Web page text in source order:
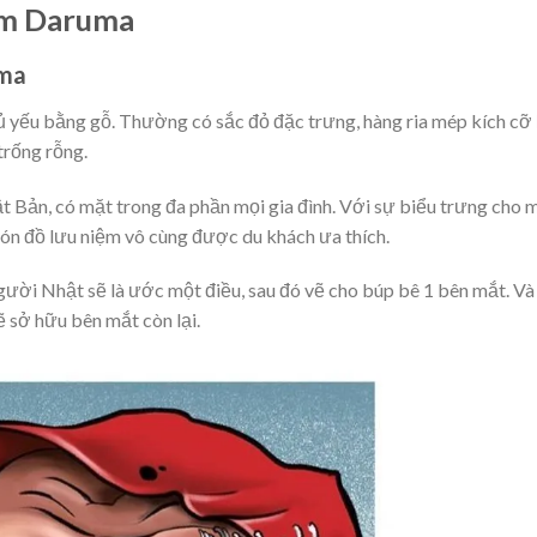
Daruma
bằng gỗ. Thường có sắc đỏ đặc trưng, hàng ria mép kích cỡ
rỗng.
Bản, có mặt trong đa phần mọi gia đình. Với sự biểu trưng cho
đồ lưu niệm vô cùng được du khách ưa thích.
Nhật sẽ là ước một điều, sau đó vẽ cho búp bê 1 bên mắt. Và
sở hữu bên mắt còn lại.